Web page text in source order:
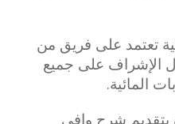
تعتمد على فريق من
الإشراف على جميع
المائية.
بتقديم شرح وافي